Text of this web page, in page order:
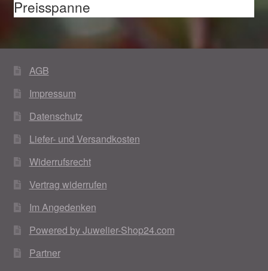
Weihnachtsangebote 2019
Weihnachtsangebote 2020
Widerrufsrecht
Woocommerce Predictive Search
Preisspanne
AGB
Impressum
Datenschutz
Liefer- und Versandkosten
Widerrufsrecht
Vertrag widerrufen
Im Angedenken
Powered by Juwelier-Shop24.com
Partner